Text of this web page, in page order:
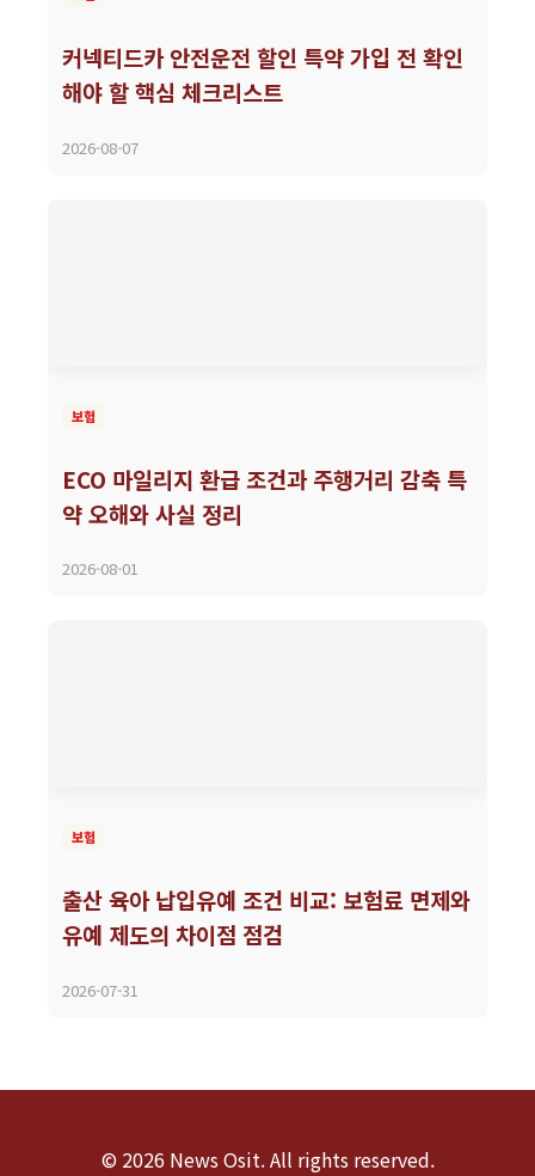
커넥티드카 안전운전 할인 특약 가입 전 확인
해야 할 핵심 체크리스트
2026-08-07
보험
ECO 마일리지 환급 조건과 주행거리 감축 특
약 오해와 사실 정리
2026-08-01
보험
출산 육아 납입유예 조건 비교: 보험료 면제와
유예 제도의 차이점 점검
2026-07-31
© 2026 News Osit. All rights reserved.